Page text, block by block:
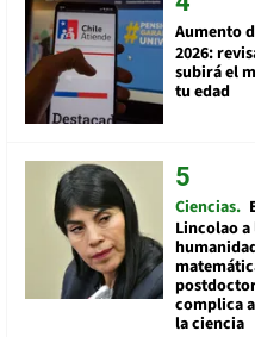
Aumento
2026:
subirá el
tu edad
Ciencias
Lincolao a
complica
la ciencia